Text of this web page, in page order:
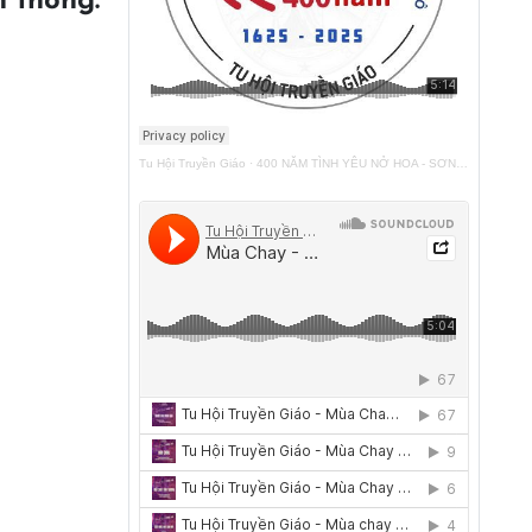
Tu Hội Truyền Giáo · 400 NĂM TÌNH YÊU NỞ HOA - SƠN TÚI ĐỎ